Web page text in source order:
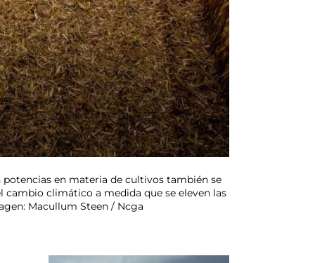
potencias en materia de cultivos también se
cambio climático a medida que se eleven las
Macullum Steen / Ncga